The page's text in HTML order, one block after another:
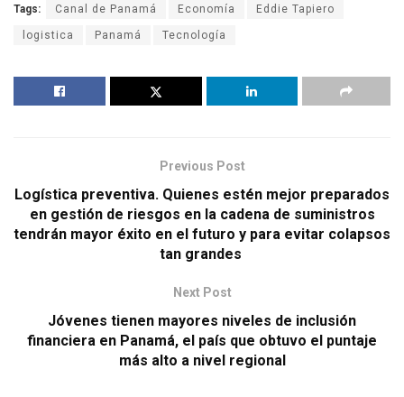
Tags: Canal de Panamá Economía Eddie Tapiero
logistica Panamá Tecnología
Previous Post
Logística preventiva. Quienes estén mejor preparados
en gestión de riesgos en la cadena de suministros
tendrán mayor éxito en el futuro y para evitar colapsos
tan grandes
Next Post
Jóvenes tienen mayores niveles de inclusión
financiera en Panamá, el país que obtuvo el puntaje
más alto a nivel regional